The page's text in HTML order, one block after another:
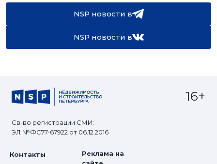
NSP новости в
NSP новости в
Св-во регистрации СМИ:
ЭЛ №ФС77-67922 от 06.12.2016
16+
Контакты
Реклама на